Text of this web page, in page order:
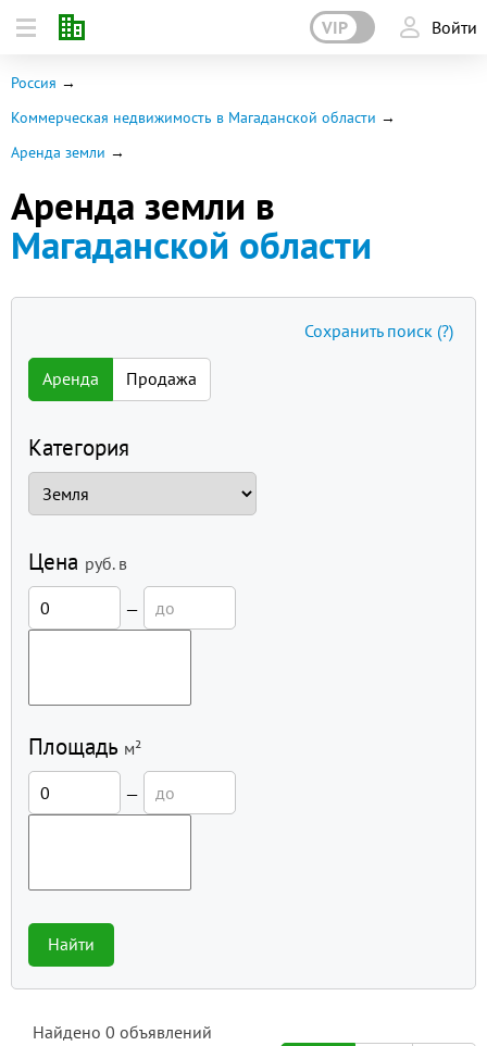
VIP Войти
Россия
Коммерческая недвижимость в Магаданской области
Аренда земли
Аренда земли в
Магаданской области
Аренда Продажа
Категория
Цена руб. в
—
Площадь м²
—
Найти
Сохранить поиск (?)
Найдено 0 объявлений